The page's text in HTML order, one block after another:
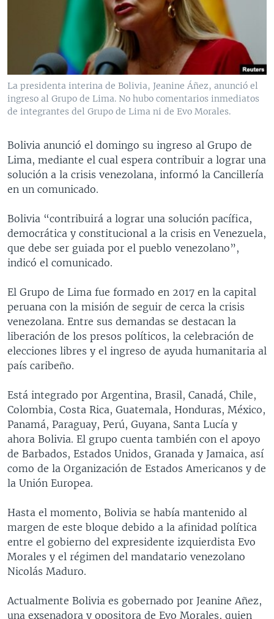
ENTRETENIMIENTO Y CULTURA
TECNOLOGÍA
DEPORTES
CIENCIA Y SALUD
FOTOGRAFÍA
AUDIOS
EL MUNDO AL DÍA
FORO INTERAMERICANO
VISIÓN 360
PANORAMA
AVANCE INFORMATIVO
AUDIONOTICIAS
ESTADOS UNIDOS AL DÍA
EL MUNDO AL DÍA [RADIO]
FORO [RADIO]
NOTA ECONÓMICA
ENTRETENIMIENTO
DIRECT
DOCUMENTALES DE LA VOA
SÍGANOS
Idiomas
La presidenta interina de Bolivia, Jeanine Áñez, anunció el
ingreso al Grupo de Lima. No hubo comentarios inmediatos
de integrantes del Grupo de Lima ni de Evo Morales.
Bolivia anunció el domingo su ingreso al Grupo de
Lima, mediante el cual espera contribuir a lograr una
solución a la crisis venezolana, informó la Cancillería
en un comunicado.
Bolivia “contribuirá a lograr una solución pacífica,
democrática y constitucional a la crisis en Venezuela,
que debe ser guiada por el pueblo venezolano”,
indicó el comunicado.
El Grupo de Lima fue formado en 2017 en la capital
peruana con la misión de seguir de cerca la crisis
venezolana. Entre sus demandas se destacan la
liberación de los presos políticos, la celebración de
elecciones libres y el ingreso de ayuda humanitaria al
país caribeño.
Está integrado por Argentina, Brasil, Canadá, Chile,
Colombia, Costa Rica, Guatemala, Honduras, México,
Panamá, Paraguay, Perú, Guyana, Santa Lucía y
ahora Bolivia. El grupo cuenta también con el apoyo
de Barbados, Estados Unidos, Granada y Jamaica, así
como de la Organización de Estados Americanos y de
la Unión Europea.
Hasta el momento, Bolivia se había mantenido al
margen de este bloque debido a la afinidad política
entre el gobierno del expresidente izquierdista Evo
Morales y el régimen del mandatario venezolano
Nicolás Maduro.
Actualmente Bolivia es gobernado por Jeanine Añez,
una exsenadora y opositora de Evo Morales, quien